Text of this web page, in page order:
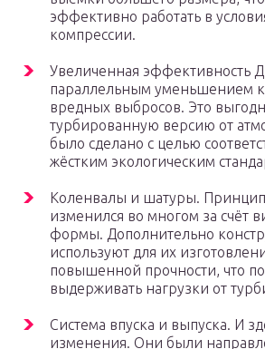
эффективно работать в
компрессии.
Увеличенная эффективность
параллельным уменьшением
вредных выбросов. Это
турбированную версию от
было сделано с целью
жёстким экологическим
Коленвалы и шатуры.
изменился во многом за счёт
формы. Дополнительно
используют для их
повышенной прочности, что
выдерживать нагрузки от
Система впуска и выпуска. И
изменения. Они были